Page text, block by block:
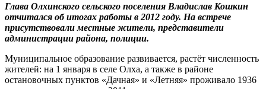
Глава Олхинского сельского поселения Владислав Кошкин
отчитался об итогах работы в 2012 году. На встрече
присутствовали местные жители, представители
администрации района, полиции.
Муниципальное образование развивается, растёт численность
жителей: на 1 января в селе Олха, а также в районе
остановочных пунктов «Дачная» и «Летняя» проживало 1936